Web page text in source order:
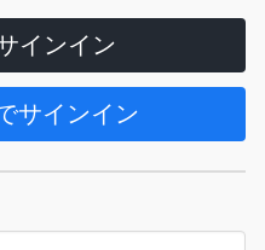
インイン
サインイン